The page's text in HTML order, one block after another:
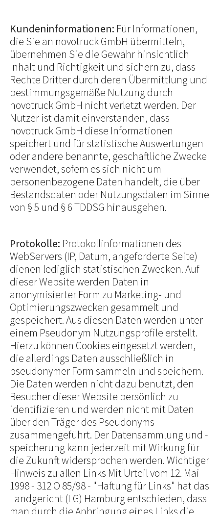
Kundeninformationen: Für Informationen,
die Sie an novotruck GmbH übermitteln,
übernehmen Sie die Gewähr hinsichtlich
Inhalt und Richtigkeit und sichern zu, dass
Rechte Dritter durch deren Übermittlung und
bestimmungsgemäße Nutzung durch
novotruck GmbH nicht verletzt werden. Der
Nutzer ist damit einverstanden, dass
novotruck GmbH diese Informationen
speichert und für statistische Auswertungen
oder andere benannte, geschäftliche Zwecke
verwendet, sofern es sich nicht um
personenbezogene Daten handelt, die über
Bestandsdaten oder Nutzungsdaten im Sinne
von § 5 und § 6 TDDSG hinausgehen.
Protokolle: Protokollinformationen des
WebServers (IP, Datum, angeforderte Seite)
dienen lediglich statistischen Zwecken. Auf
dieser Website werden Daten in
anonymisierter Form zu Marketing- und
Optimierungszwecken gesammelt und
gespeichert. Aus diesen Daten werden unter
einem Pseudonym Nutzungsprofile erstellt.
Hierzu können Cookies eingesetzt werden,
die allerdings Daten ausschließlich in
pseudonymer Form sammeln und speichern.
Die Daten werden nicht dazu benutzt, den
Besucher dieser Website persönlich zu
identifizieren und werden nicht mit Daten
über den Träger des Pseudonyms
zusammengeführt. Der Datensammlung und -
speicherung kann jederzeit mit Wirkung für
die Zukunft widersprochen werden. Wichtiger
Hinweis zu allen Links Mit Urteil vom 12. Mai
1998 - 312 O 85/98 - "Haftung für Links" hat das
Landgericht (LG) Hamburg entschieden, dass